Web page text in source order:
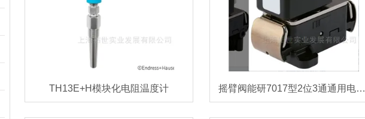
TH13E+H模块化电阻温度计 摇臂阀能研7017型2位3通通用电磁阀